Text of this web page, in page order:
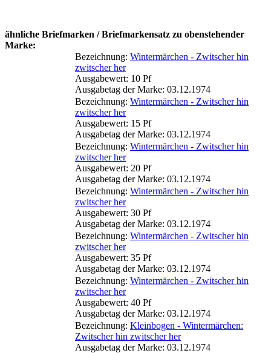
ähnliche Briefmarken / Briefmarkensatz zu obenstehender
Marke:
Bezeichnung: Wintermärchen - Zwitscher hin
zwitscher her
Ausgabewert: 10 Pf
Ausgabetag der Marke: 03.12.1974
Bezeichnung: Wintermärchen - Zwitscher hin
zwitscher her
Ausgabewert: 15 Pf
Ausgabetag der Marke: 03.12.1974
Bezeichnung: Wintermärchen - Zwitscher hin
zwitscher her
Ausgabewert: 20 Pf
Ausgabetag der Marke: 03.12.1974
Bezeichnung: Wintermärchen - Zwitscher hin
zwitscher her
Ausgabewert: 30 Pf
Ausgabetag der Marke: 03.12.1974
Bezeichnung: Wintermärchen - Zwitscher hin
zwitscher her
Ausgabewert: 35 Pf
Ausgabetag der Marke: 03.12.1974
Bezeichnung: Wintermärchen - Zwitscher hin
zwitscher her
Ausgabewert: 40 Pf
Ausgabetag der Marke: 03.12.1974
Bezeichnung: Kleinbogen - Wintermärchen:
Zwitscher hin zwitscher her
Ausgabetag der Marke: 03.12.1974